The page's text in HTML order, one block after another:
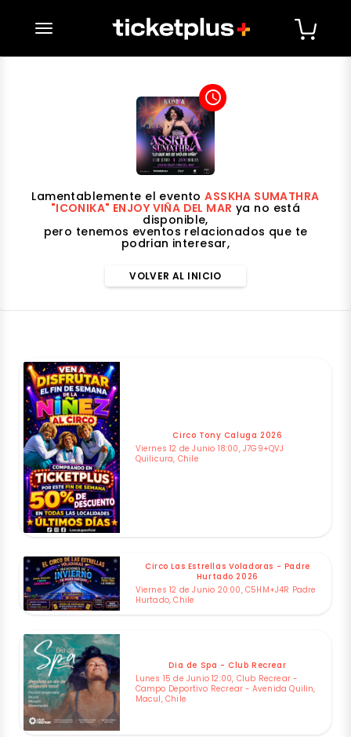
desplegar navegación
access_time
Lamentablemente el eventoASSKHA SUMATHRA
"ICONIKA" ENJOY VIÑA DEL MAR ya no está
disponible,
pero tenemos eventos relacionados que te
podrian interesar,
VOLVER AL INICIO
Circo Tony Caluga 2026
Viernes 12 de Junio 18:00, J7G9+QVJ
Quilicura, Chile
Circo Las Estrellas Voladoras - Padre
Hurtado 2026
Viernes 12 de Junio 20:00, C5HM+J4R Padre
Hurtado, Chile
Dia de Spa - Club Recrear
Lunes 15 de Junio 12:00, Club Recrear -
Campo Deportivo Recrear - Avenida Quilin,
Macul, Chile